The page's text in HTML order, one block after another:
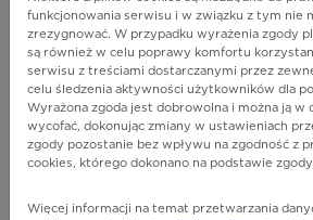
POKAŻ
funkcjonowania serwisu i w związku z tym nie
zrezygnować. W przypadku wyrażenia zgody
są również w celu poprawy komfortu
serwisu z treściami dostarczanymi przez
celu śledzenia aktywności użytkowników dla
Wyrażona zgoda jest dobrowolna i można ją w
wycofać, dokonując zmiany w ustawieniach
zgody pozostanie bez wpływu na zgodność z
cookies, którego dokonano na podstawie
Więcej informacji na temat przetwarzania